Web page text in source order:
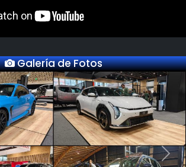
Galería de Fotos
Next